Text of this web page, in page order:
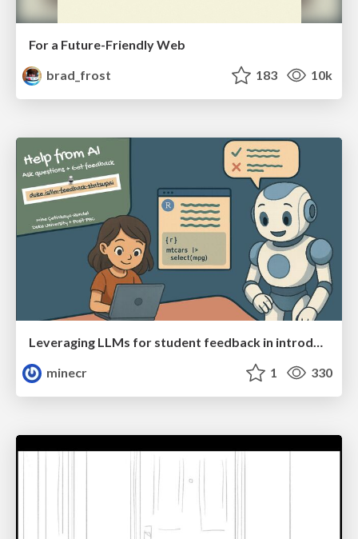
For a Future-Friendly Web
brad_frost
183 10k
Leveraging LLMs for student feedback in introductory data science courses - posit::conf(2025)
minecr
1 330